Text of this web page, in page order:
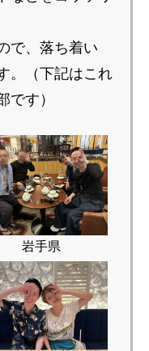
で、落ち着い
。（下記はこれ
です）
岩手県